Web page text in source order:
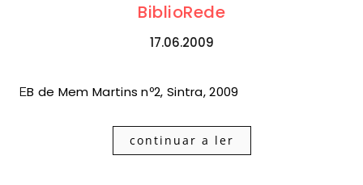
BiblioRede
17.06.2009
EB de Mem Martins nº2, Sintra, 2009
continuar a ler